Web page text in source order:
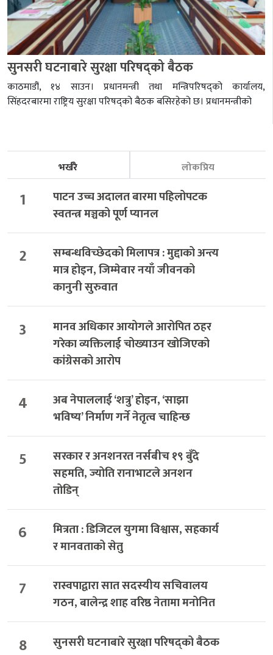
सुनसरी घटनाबारे सुरक्षा परिषद्को बैठक
काठमाडौं, १४ साउन। प्रधानमन्त्री तथा मन्त्रिपरिषद्को कार्यालय,
सिंहदरबारमा राष्ट्रिय सुरक्षा परिषद्को बैठक बसिरहेको छ। प्रधानमन्त्रीको
भर्खरै लोकप्रिय
1
पाटन उच्च अदालत बारमा पहिलोपटक
स्वतन्त्र मञ्चको पूर्ण प्यानल
2
सम्बन्धविच्छेदको मिलापत्र : मुद्दाको अन्त्य
मात्र होइन, जिम्मेवार नयाँ जीवनको
कानुनी सुरुवात
3
मानव अधिकार आयोगले आरोपित ठहर
गरेका व्यक्तिलाई चोख्याउन खोजिएको
कांग्रेसको आरोप
4
अब नेपाललाई ‘शत्रु’ होइन, ‘साझा
भविष्य’ निर्माण गर्ने नेतृत्व चाहिन्छ
5
सरकार र अनशनरत नर्सबीच १९ बुँदे
सहमति, ज्योति रानाभाटले अनशन
तोडिन्
6
मित्रता : डिजिटल युगमा विश्वास, सहकार्य
र मानवताको सेतु
7
रास्वपाद्वारा सात सदस्यीय सचिवालय
गठन, बालेन्द्र शाह वरिष्ठ नेतामा मनोनित
8 सुनसरी घटनाबारे सुरक्षा परिषद्को बैठक